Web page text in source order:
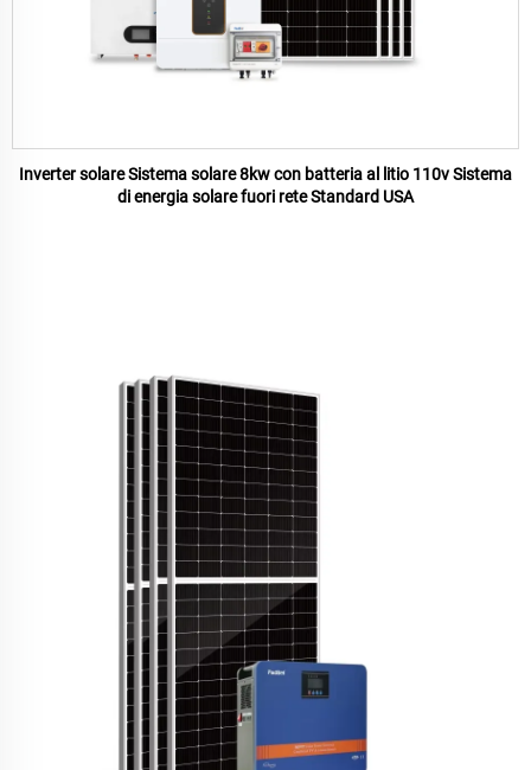
Inverter solare Sistema solare 8kw con batteria al litio 110v Sistema
di energia solare fuori rete Standard USA